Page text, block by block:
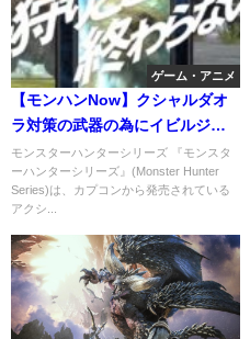
ゲーム・アニメ
【モンハンNow】クシャルダオ
ラ対策の武器の為にイビルジョ
ーを探して探して探した結果
モンスターハンターシリーズ 『モンスタ
ーハンターシリーズ』(Monster Hunter
Series)は、カプコンから発売されている
アクシ...